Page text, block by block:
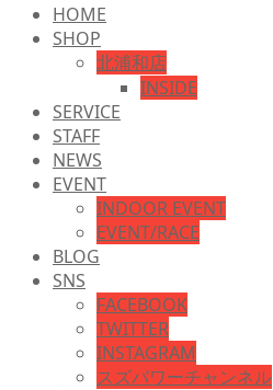
HOME
SHOP
北浦和店
INSIDE
SERVICE
STAFF
NEWS
EVENT
INDOOR EVENT
EVENT/RACE
BLOG
SNS
FACEBOOK
TWITTER
INSTAGRAM
スズパワーチャンネル